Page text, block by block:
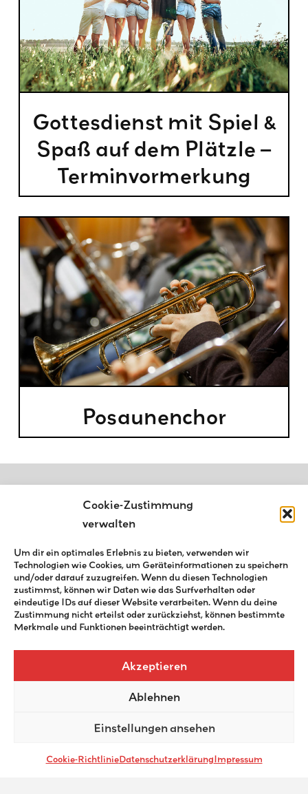
Cookie-Zustimmung
verwalten
Um dir ein optimales Erlebnis zu bieten, verwenden wir
Technologien wie Cookies, um Geräteinformationen zu speichern
und/oder darauf zuzugreifen. Wenn du diesen Technologien
zustimmst, können wir Daten wie das Surfverhalten oder
eindeutige IDs auf dieser Website verarbeiten. Wenn du deine
Zustimmung nicht erteilst oder zurückziehst, können bestimmte
Merkmale und Funktionen beeinträchtigt werden.
Akzeptieren
Ablehnen
Einstellungen ansehen
Cookie-RichtlinieDatenschutzerklärungImpressum
Gottesdienst mit Spiel &
Spaß auf dem Plätzle –
Terminvormerkung
Posaunenchor
Website